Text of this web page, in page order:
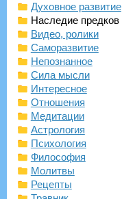
Духовное развитие
Наследие предков
Видео, ролики
Саморазвитие
Непознанное
Сила мысли
Интересное
Отношения
Медитации
Астрология
Психология
Философия
Молитвы
Рецепты